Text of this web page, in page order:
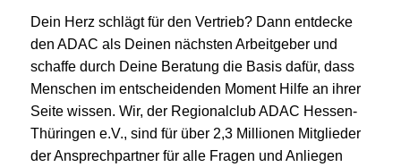
Dein Herz schlägt für den Vertrieb? Dann entdecke
den ADAC als Deinen nächsten Arbeitgeber und
schaffe durch Deine Beratung die Basis dafür, dass
Menschen im entscheidenden Moment Hilfe an ihrer
Seite wissen. Wir, der Regionalclub ADAC Hessen-
Thüringen e.V., sind für über 2,3 Millionen Mitglieder
der Ansprechpartner für alle Fragen und Anliegen